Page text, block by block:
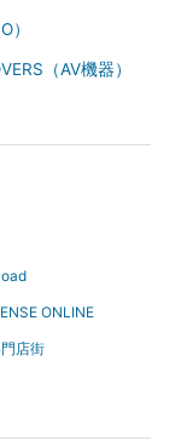
）
（AV機器）
ONLINE
店街